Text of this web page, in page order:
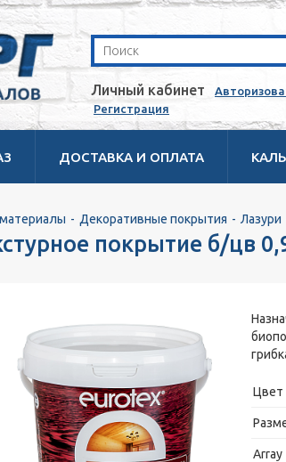
Личный кабинет
Регистрация
ДОСТАВКА И ОПЛАТА
Декоративные покрытия Лазури
покрытие б/цв
Цвет
Array